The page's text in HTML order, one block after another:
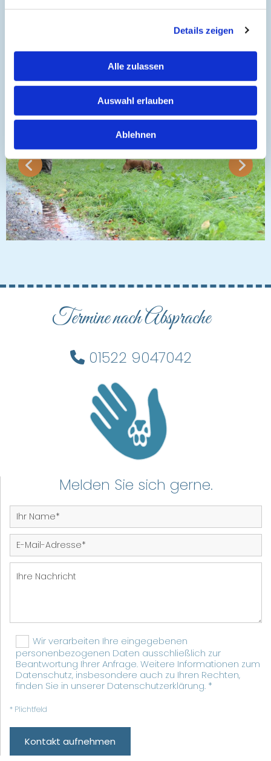
Details zeigen
Alle zulassen
Auswahl erlauben
Ablehnen
Ich bei der Arbeit
Termine nach Absprache
 01522 9047042
Melden Sie sich gerne.
Wir verarbeiten Ihre eingegebenen
personenbezogenen Daten ausschließlich zur
Beantwortung Ihrer Anfrage. Weitere Informationen zum
Datenschutz, insbesondere auch zu Ihren Rechten,
finden Sie in unserer Datenschutzerklärung. *
* Plichtfeld